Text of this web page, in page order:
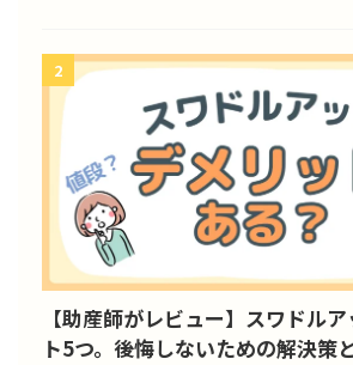
2
【助産師がレビュー】スワドル
ト5つ。後悔しないための解決策